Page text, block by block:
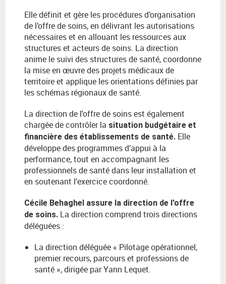
Elle définit et gère les procédures d’organisation
de l’offre de soins, en délivrant les autorisations
nécessaires et en allouant les ressources aux
structures et acteurs de soins. La direction
anime le suivi des structures de santé, coordonne
la mise en œuvre des projets médicaux de
territoire et applique les orientations définies par
les schémas régionaux de santé.
La direction de l'offre de soins est également
chargée de contrôler la situation budgétaire et
financière des établissements de santé. Elle
développe des programmes d’appui à la
performance, tout en accompagnant les
professionnels de santé dans leur installation et
en soutenant l’exercice coordonné.
Cécile Behaghel assure la direction de l'offre
de soins. La direction comprend trois directions
déléguées :
La direction déléguée « Pilotage opérationnel,
premier recours, parcours et professions de
santé », dirigée par Yann Lequet.